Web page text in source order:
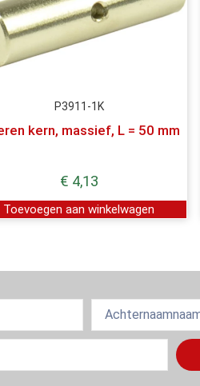
P3911-1K
kern, massief, L = 50 mm
€ 4,13
Toevoegen aan winkelwagen